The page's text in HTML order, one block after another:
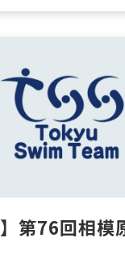
】第76回相模